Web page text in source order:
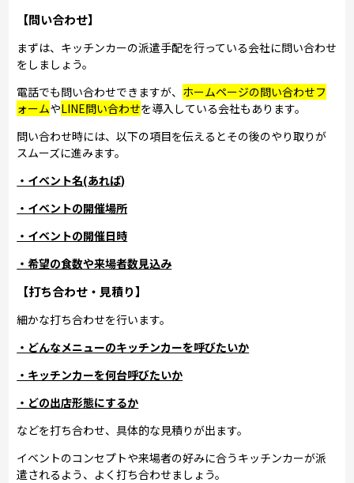
【問い合わせ】
まずは、キッチンカーの派遣手配を行っている会社に問い合わせ
をしましょう。
電話でも問い合わせできますが、 ホームページの問い合わせフ
ォームやLINE問い合わせを導入している会社もあります。
問い合わせ時には、以下の項目を伝えるとその後のやり取りが
スムーズに進みます。
・イベント名(あれば)
・イベントの開催場所
・イベントの開催日時
・希望の食数や来場者数見込み
【打ち合わせ・見積り】
細かな打ち合わせを行います。
・どんなメニューのキッチンカーを呼びたいか
・キッチンカーを何台呼びたいか
・どの出店形態にするか
などを打ち合わせ、具体的な見積りが出ます。
イベントのコンセプトや来場者の好みに合うキッチンカーが派
遣されるよう、よく打ち合わせましょう。